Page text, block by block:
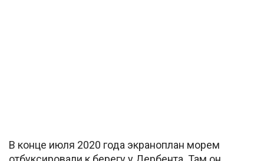
В конце июля 2020 года экраноплан морем